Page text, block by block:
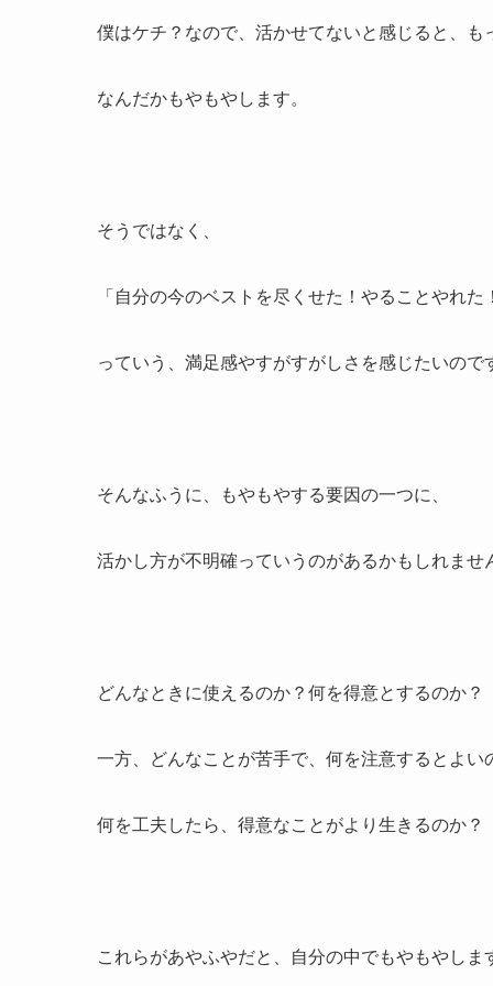
僕はケチ？なので、活かせてないと感じると、も
なんだかもやもやします。
そうではなく、
「自分の今のベストを尽くせた！やることやれた
っていう、満足感やすがすがしさを感じたいので
そんなふうに、もやもやする要因の一つに、
活かし方が不明確っていうのがあるかもしれませ
どんなときに使えるのか？何を得意とするのか？
一方、どんなことが苦手で、何を注意するとよい
何を工夫したら、得意なことがより生きるのか？
これらがあやふやだと、自分の中でもやもやしま